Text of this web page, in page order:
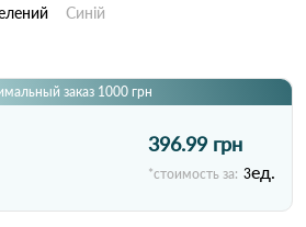
Синій
заказ 1000 грн
396.99 грн
*стоимость за: 3ед.